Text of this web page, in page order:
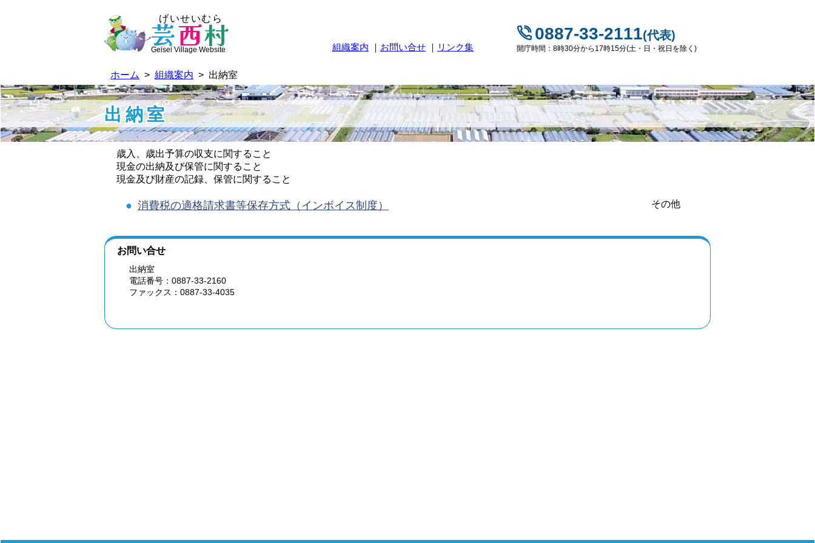
げいせいむら
芸西村
Geisei Village Website 組織案内 お問い合せ リンク集
0887-33-2111(代表)
開庁時間：8時30分から17時15分(土・日・祝日を除く)
ホーム > 組織案内 > 出納室
出納室
歳入、歳出予算の収支に関すること
現金の出納及び保管に関すること
現金及び財産の記録、保管に関すること
● 消費税の適格請求書等保存方式（インボイス制度） その他
お問い合せ
出納室
電話番号：0887-33-2160
ファックス：0887-33-4035